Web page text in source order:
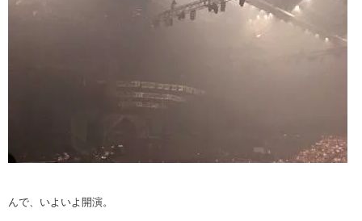
んで、いよいよ開演。